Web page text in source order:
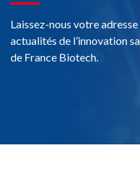
11 Chemin de
Laissez-nous votre
actualités de l’innovation
de France Biotech.